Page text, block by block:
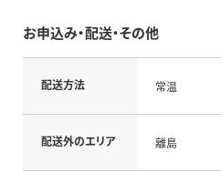
お申込み・配送・その他
配送方法 常温
配送外のエリア 離島